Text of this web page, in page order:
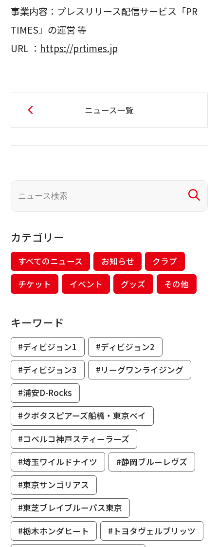
事業内容：プレスリリース配信サービス「PR
TIMES」の運営 等
URL ： https://prtimes.jp
ニュース一覧
カテゴリー
すべてのニュース お知らせ
クラブ
チケット
イベント グッズ その他
キーワード
#ディビジョン1
#ディビジョン2
#ディビジョン3
#リーグワンライジング
#浦安D-Rocks
#クボタスピアーズ船橋・東京ベイ
#コベルコ神戸スティーラーズ
#埼玉ワイルドナイツ
#静岡ブルーレヴズ
#東京サンゴリアス
#東芝ブレイブルーパス東京
#栃木ホンダヒート
#トヨタヴェルブリッツ